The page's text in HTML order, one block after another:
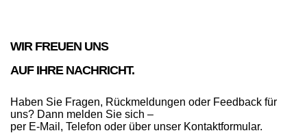
WIR FREUEN UNS
AUF IHRE NACHRICHT.
Haben Sie Fragen, Rückmeldungen oder Feedback für
uns? Dann melden Sie sich –
per E-Mail, Telefon oder über unser Kontaktformular.